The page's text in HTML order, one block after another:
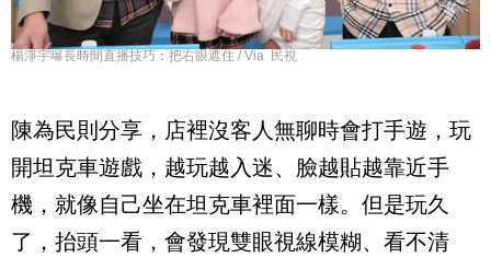
楊淨宇曝長時間直播技巧：把右眼遮住 / Via 民視
陳為民則分享，店裡沒客人無聊時會打手遊，玩
開坦克車遊戲，越玩越入迷、臉越貼越靠近手
機，就像自己坐在坦克車裡面一樣。但是玩久
了，抬頭一看，會發現雙眼視線模糊、看不清